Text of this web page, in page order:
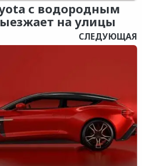
с водородным
на улицы
СЛЕДУЮЩАЯ